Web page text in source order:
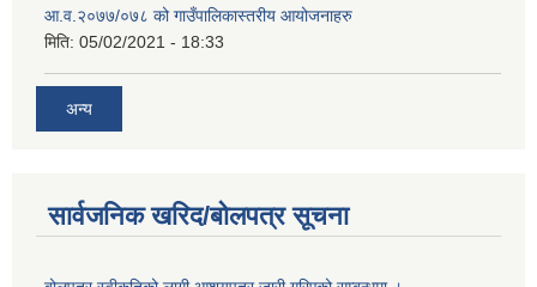
आ.व.२०७७/०७८ को गाउँपालिकास्तरीय आयोजनाहरु
मिति: 05/02/2021 - 18:33
अन्य
सार्वजनिक खरिद/बोलपत्र सूचना